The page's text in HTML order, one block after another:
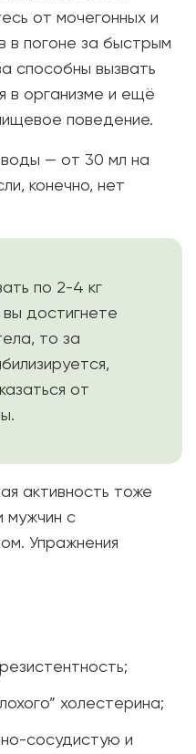
от мочегонных и
в погоне за быстрым
способны вызвать
в организме и ещё
поведение.
— от 30 мл на
конечно, нет
по 2-4 кг
достигнете
то за
от
активность тоже
мужчин с
Упражнения
холестерина;
сосудистую и